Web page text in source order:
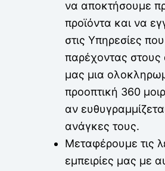
να αποκτήσουμε
προϊόντα και να
στις Υπηρεσίες
παρέχοντας
μας μια
προοπτική 360
αν
ανάγκες τους.
Μεταφέρουμε τις
εμπειρίες μας με